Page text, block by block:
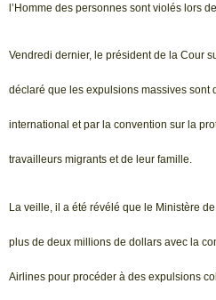
l’Homme des personnes sont violés lors
Vendredi dernier, le président de la Cour
déclaré que les expulsions massives sont
international et par la convention sur la
travailleurs migrants et de leur famille.
La veille, il a été révélé que le Ministère
plus de deux millions de dollars avec la
Airlines pour procéder à des expulsions